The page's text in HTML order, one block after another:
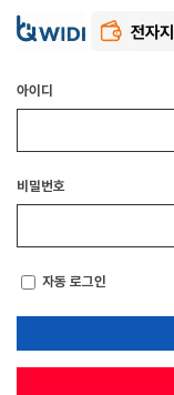
아이디
비밀번호
자동 로그인